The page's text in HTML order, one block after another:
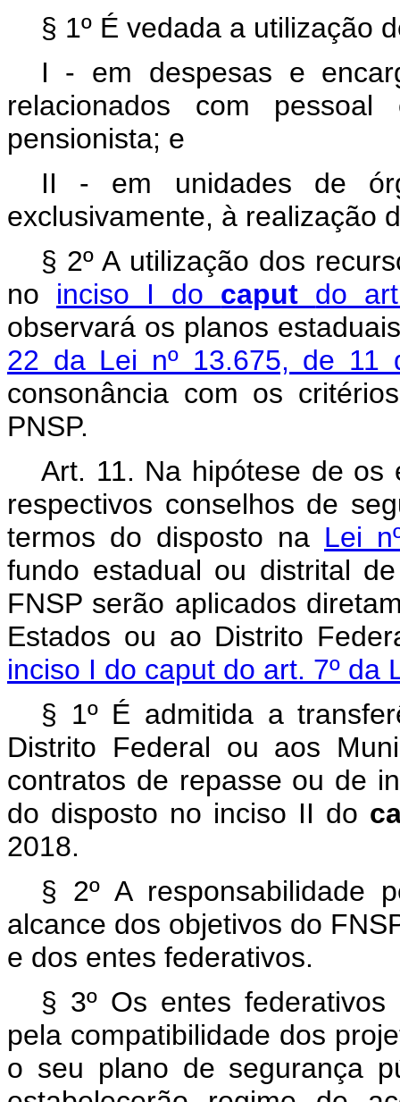
§ 1º É vedada a utilização
I - em despesas e
relacionados com
pensionista; e
II - em unidades de
exclusivamente, à realização
§ 2º A utilização dos
no inciso I do caput do
observará os planos
22 da Lei nº 13.675, de
consonância com os
PNSP.
Art. 11. Na hipótese de os
respectivos conselhos de
termos do disposto na Lei
fundo estadual ou distrital
FNSP serão aplicados
Estados ou ao Distrito
inciso I do caput do art. 7º da
§ 1º É admitida a
Distrito Federal ou aos
contratos de repasse ou de
do disposto no inciso II do
2018.
§ 2º A responsabilidade
alcance dos objetivos do
e dos entes federativos.
§ 3º Os entes
pela compatibilidade dos
o seu plano de segurança